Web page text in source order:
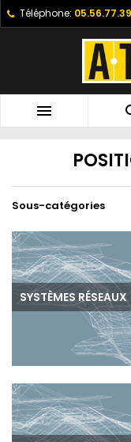
Téléphone:

Sous-catégories
SYSTÈMES RÉSEAUX